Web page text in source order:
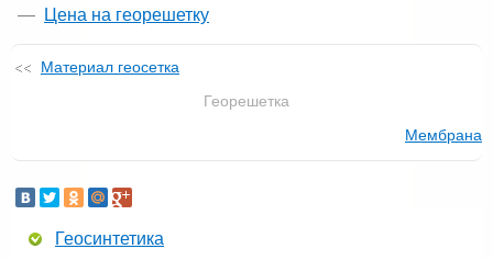
Цена на георешетку
Материал геосетка
Георешетка
Мембрана
Геосинтетика